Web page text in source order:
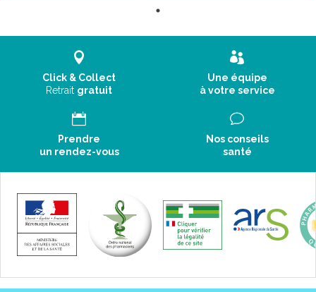
Click & Collect
Retrait gratuit
Une équipe
à votre service
Prendre
un rendez-vous
Nos conseils
santé